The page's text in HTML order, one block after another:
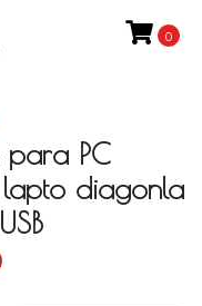
0
para PC
diagonla